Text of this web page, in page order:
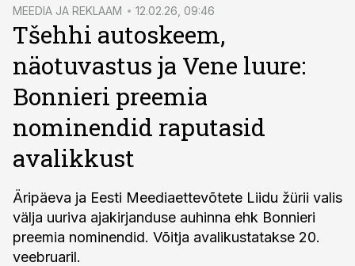
MEEDIA JA REKLAAM 12.02.26, 09:46
Tšehhi autoskeem,
näotuvastus ja Vene luure:
Bonnieri preemia
nominendid raputasid
avalikkust
Äripäeva ja Eesti Meediaettevõtete Liidu žürii valis
välja uuriva ajakirjanduse auhinna ehk Bonnieri
preemia nominendid. Võitja avalikustatakse 20.
veebruaril.